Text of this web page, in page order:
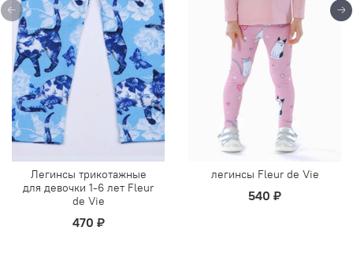
Легинсы трикотажные
для девочки 1-6 лет Fleur
de Vie
470 ₽
легинсы Fleur de Vie
540 ₽